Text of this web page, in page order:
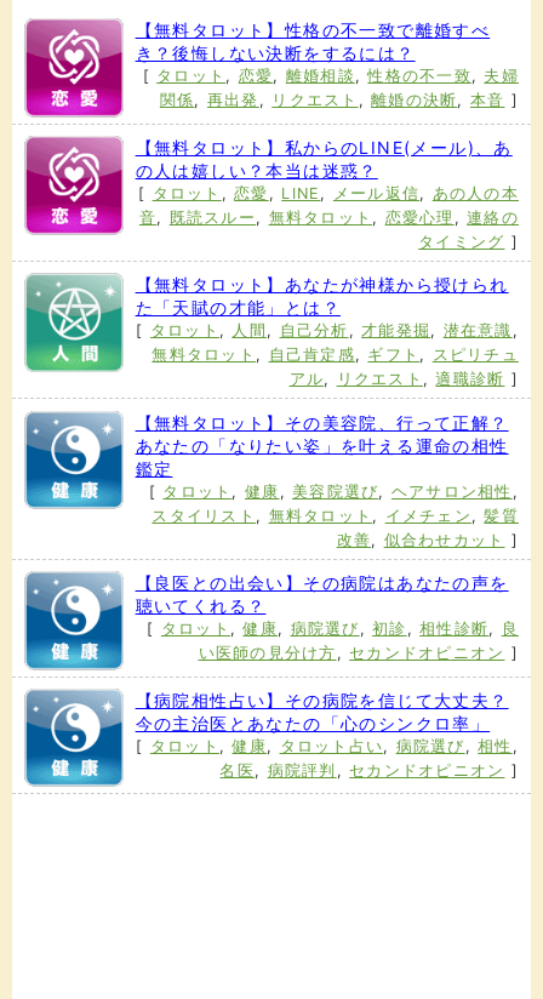
【無料タロット】性格の不一致で離婚すべ
き？後悔しない決断をするには？
[ タロット , 恋愛, 離婚相談 ,性格の不一致, 夫婦
関係, 再出発 , リクエスト ,離婚の決断, 本音 ]
【無料タロット】私からのLINE(メール)、あ
の人は嬉しい？本当は迷惑？
[ タロット ,恋愛 , LINE , メール返信, あの人の本
音, 既読スルー , 無料タロット , 恋愛心理 ,連絡の
タイミング ]
【無料タロット】あなたが神様から授けられ
た「天賦の才能」とは？
[ タロット , 人間 , 自己分析 ,才能発掘 , 潜在意識 ,
無料タロット , 自己肯定感, ギフト , スピリチュ
アル, リクエスト ,適職診断 ]
【無料タロット】その美容院、行って正解？
あなたの「なりたい姿」を叶える運命の相性
鑑定
[ タロット , 健康 ,美容院選び, ヘアサロン相性 ,
スタイリスト , 無料タロット , イメチェン ,髪質
改善, 似合わせカット ]
【良医との出会い】その病院はあなたの声を
聴いてくれる？
[ タロット ,健康, 病院選び ,初診 ,相性診断,
良
い医師の見分け方 , セカンドオピニオン ]
【病院相性占い】その病院を信じて大丈夫？
今の主治医とあなたの「心のシンクロ率」
[ タロット ,健康, タロット占い, 病院選び ,相性 ,
名医, 病院評判 , セカンドオピニオン ]